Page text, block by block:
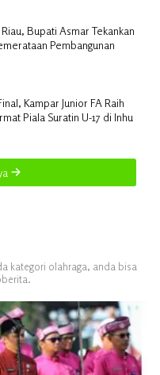
Bupati Asmar Tekankan
Pembangunan
Kampar Junior FA Raih
Piala Suratin U-17 di Inhu
kategori olahraga, anda bisa